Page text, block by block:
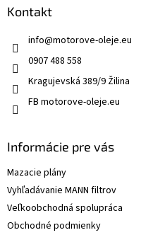
Kontakt
info@motorove-oleje.eu
0907 488 558
Kragujevská 389/9 Žilina
FB motorove-oleje.eu
Informácie pre vás
Mazacie plány
Vyhľadávanie MANN filtrov
Veľkoobchodná spolupráca
Obchodné podmienky